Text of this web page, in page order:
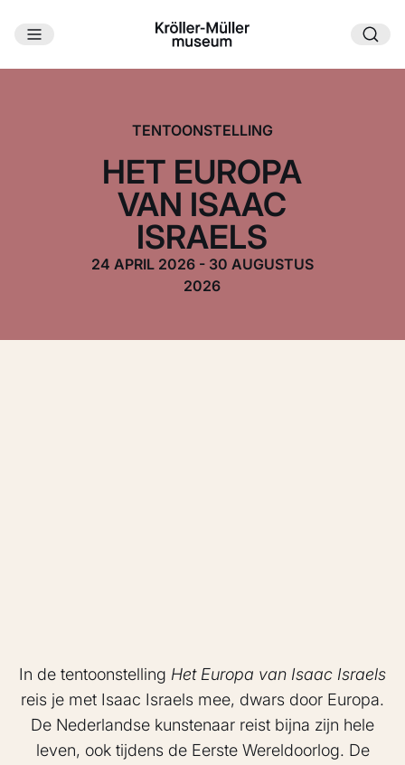
Ga naar hoofdinhoud
TENTOONSTELLING
HET EUROPA
VAN ISAAC
ISRAELS
24 APRIL 2026 - 30 AUGUSTUS
2026
In de tentoonstelling Het Europa van Isaac Israels
reis je met Isaac Israels mee, dwars door Europa.
De Nederlandse kunstenaar reist bijna zijn hele
leven, ook tijdens de Eerste Wereldoorlog. De